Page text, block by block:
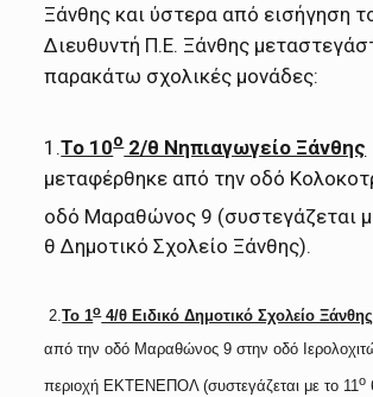
Ξάνθης και ύστερα από εισήγηση
Διευθυντή Π.Ε. Ξάνθης
παρακάτω σχολικές μονάδες:
1.Το 10ο2/θ Νηπιαγωγείο Ξάνθης
μεταφέρθηκε από την οδό
οδό Μαραθώνος 9 (συστεγάζεται
θ Δημοτικό Σχολείο Ξάνθης).
2.Το 1ο4/θ Ειδικό Δημοτικό Σχολείο Ξάνθης
από την οδό Μαραθώνος 9 στην οδό
περιοχή ΕΚΤΕΝΕΠΟΛ (συστεγάζεται με το 11ο